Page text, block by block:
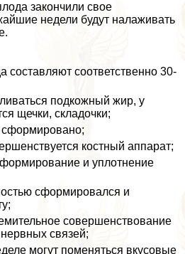
закончили свое
недели будут налаживать
составляют соответственно 30-
подкожный жир, у
щечки, складочки;
сформировано;
костный аппарат;
и уплотнение
сформировался и
совершенствование
связей;
могут поменяться вкусовые